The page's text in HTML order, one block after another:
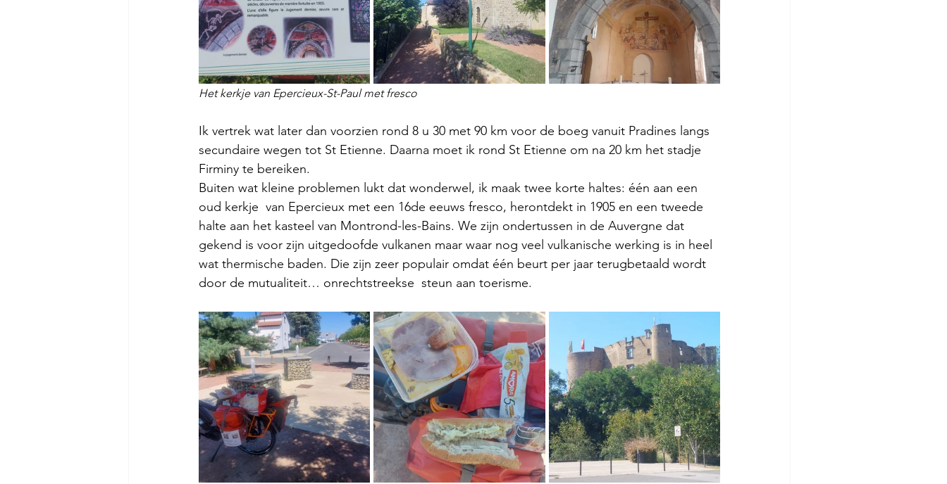
Het kerkje van Epercieux-St-Paul met fresco
Ik vertrek wat later dan voorzien rond 8 u 30 met 90 km voor de boeg vanuit Pradines langs
secundaire wegen tot St Etienne. Daarna moet ik rond St Etienne om na 20 km het stadje
Firminy te bereiken.
Buiten wat kleine problemen lukt dat wonderwel, ik maak twee korte haltes: één aan een
oud kerkje  van Epercieux met een 16de eeuws fresco, herontdekt in 1905 en een tweede
halte aan het kasteel van Montrond-les-Bains. We zijn ondertussen in de Auvergne dat
gekend is voor zijn uitgedoofde vulkanen maar waar nog veel vulkanische werking is in heel
wat thermische baden. Die zijn zeer populair omdat één beurt per jaar terugbetaald wordt
door de mutualiteit… onrechtstreekse  steun aan toerisme.